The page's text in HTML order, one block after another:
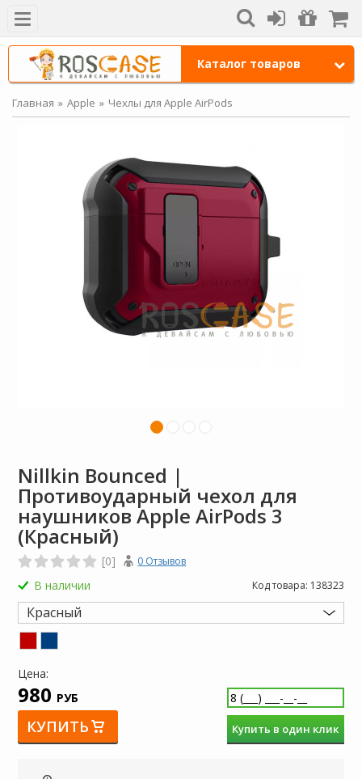
Каталог товаров
Главная Apple Чехлы для Apple AirPods
Nillkin Bounced |
Противоударный чехол для
наушников Apple AirPods 3
(Красный)
[0] 0 Отзывов
В наличии Код товара: 138323
Красный
Цена:
980 РУБ
КУПИТЬ Купить в один клик